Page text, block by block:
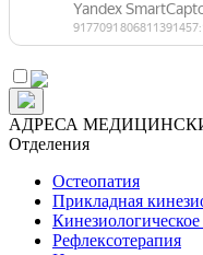
АДРЕСА
Отделения
Остеопатия
Прикладная
Рефлексотерапия